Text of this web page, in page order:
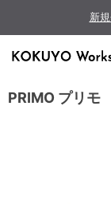
新
PRIMO プリモ